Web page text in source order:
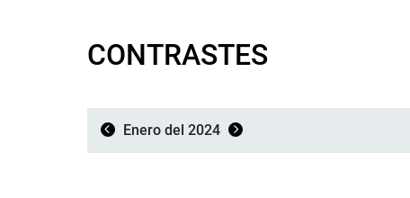
CONTRASTES
Enero del 2024